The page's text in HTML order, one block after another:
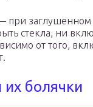
при
стекла, ни
от того,
их болячки